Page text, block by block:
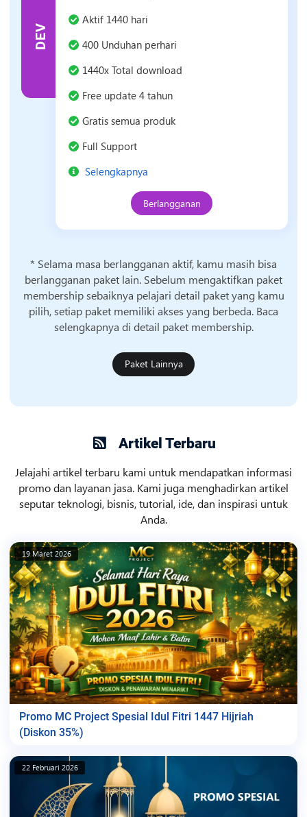
Paket
Dev
Aktif 1440 hari
400 Unduhan perhari
1440x Total download
Free update 4 tahun
Gratis semua produk
Full Support
Selengkapnya
Berlangganan
DEV
* Selama masa berlangganan aktif, kamu masih bisa
berlangganan paket lain. Sebelum mengaktifkan paket
membership sebaiknya pelajari detail paket yang kamu
pilih, setiap paket memiliki akses yang berbeda. Baca
selengkapnya di detail paket membership.
Paket Lainnya
Artikel Terbaru
Jelajahi artikel terbaru kami untuk mendapatkan informasi
promo dan layanan jasa. Kami juga menghadirkan artikel
seputar teknologi, bisnis, tutorial, ide, dan inspirasi untuk
Anda.
Promo MC Project Spesial Idul Fitri 1447 Hijriah
(Diskon 35%)
19 Maret 2026
22 Februari 2026